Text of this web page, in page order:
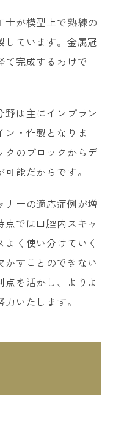
士が模型上で熟練の
しています。金属冠
て完成するわけで
野は主にインプラン
ン・作製となりま
クのブロックからデ
能だからです。
ナーの適応症例が増
では口腔内スキャ
く使い分けていく
すことのできない
を活かし、よりよ
いたします。